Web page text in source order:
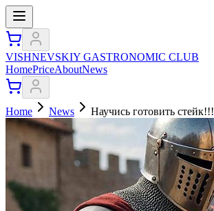
VISHNEVSKIY GASTRONOMIC CLUB
HomePriceAboutNews
Home News Научись готовить стейк!!!